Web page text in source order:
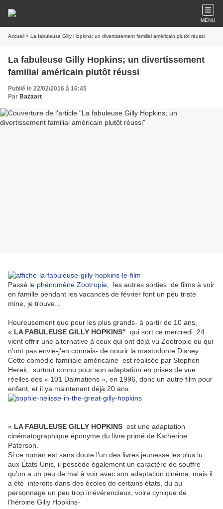
MENU
Accueil » La fabuleuse Gilly Hopkins; un divertissement familial américain plutôt réussi
La fabuleuse Gilly Hopkins; un divertissement
familial américain plutôt réussi
Publié le 22/02/2016 à 16:45
Par Bazaart
Passé le phénomène Zootropie , les autres sorties de films à voir
en famille pendant les vacances de février font un peu triste
mine, je trouve...
Heureusement que pour les plus grands- à partir de 10 ans,
« LA FABULEUSE GILLY HOPKINS" qui sort ce mercredi 24
vient offrir une alternative à ceux qui ont déjà vu Zootropie ou qui
n'ont pas envie-j'en connais- de nourir la mastodonte Disney.
Cette comédie familiale américaine est réalisée par Stephen
Herek, surtout connu pour son adaptation en prises de vue
réelles des « 101 Dalmatiens », en 1996, donc un autre film pour
enfant, et il ya maintenant déjà 20 ans.
« LA FABULEUSE GILLY HOPKINS est une adaptation
cinématographique éponyme du livre primé de Katherine
Paterson.
Si ce roman est sans doute l’un des livres jeunesse les plus lu
aux États-Unis, il possède également un caractère de souffre
qu'on a un peu de mal à voir avec son adaptation cinéma, mais il
a été interdits dans des écoles de certains états, du au
personnage un peu trop irrévérencieux, voire cynique de
l'héroine Gilly Hopkins-